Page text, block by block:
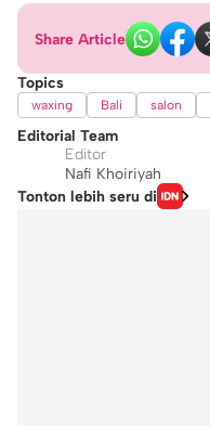
Share Article
Topics
waxing Bali salon
Editorial Team
Editor
Nafi Khoiriyah
Tonton lebih seru di